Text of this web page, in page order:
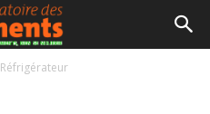
Réfrigérateur